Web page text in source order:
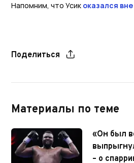
Напомним, что Усик оказался
Поделиться
Материалы по теме
«Он был
– о